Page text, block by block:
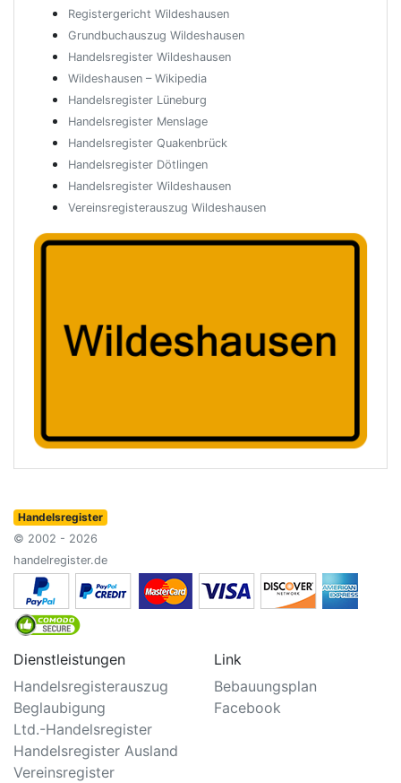
Registergericht Wildeshausen
Grundbuchauszug Wildeshausen
Handelsregister Wildeshausen
Wildeshausen – Wikipedia
Handelsregister Lüneburg
Handelsregister Menslage
Handelsregister Quakenbrück
Handelsregister Dötlingen
Handelsregister Wildeshausen
Vereinsregisterauszug Wildeshausen
Handelsregister
© 2002 - 2026
handelregister.de
Dienstleistungen
Handelsregisterauszug
Beglaubigung
Ltd.-Handelsregister
Handelsregister Ausland
Vereinsregister
Link
Bebauungsplan
Facebook